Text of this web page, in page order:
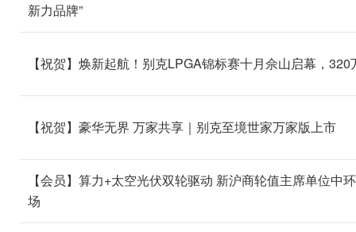
新力品牌”
【祝贺】焕新起航！别克LPGA锦标赛十月佘山启幕，
【祝贺】豪华无界 万家共享｜别克至境世家万家版上市
【会员】算力+太空光伏双轮驱动 新沪商轮值主席单位
场